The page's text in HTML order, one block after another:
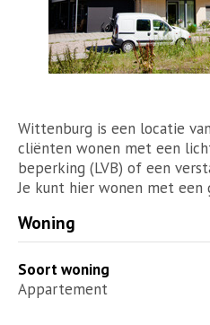
Wittenburg is een locatie
cliënten wonen met een
beperking (LVB) of een
Je kunt hier wonen met een
Woning
Soort woning
Appartement